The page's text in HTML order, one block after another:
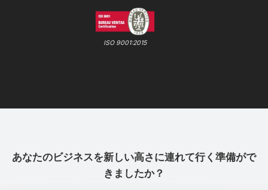
ISO 9001:2015
あなたのビジネスを新しい高さに連れて行く準備がで
きましたか？